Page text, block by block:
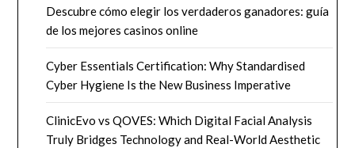
Descubre cómo elegir los verdaderos ganadores: guía
de los mejores casinos online
Cyber Essentials Certification: Why Standardised
Cyber Hygiene Is the New Business Imperative
ClinicEvo vs QOVES: Which Digital Facial Analysis
Truly Bridges Technology and Real-World Aesthetic